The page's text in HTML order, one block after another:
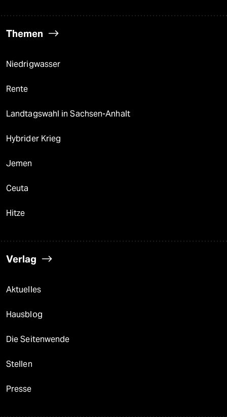
Themen
Niedrigwasser
Rente
Landtagswahl in Sachsen-Anhalt
Hybrider Krieg
Jemen
Ceuta
Hitze
Verlag
Aktuelles
Hausblog
Die Seitenwende
Stellen
Presse